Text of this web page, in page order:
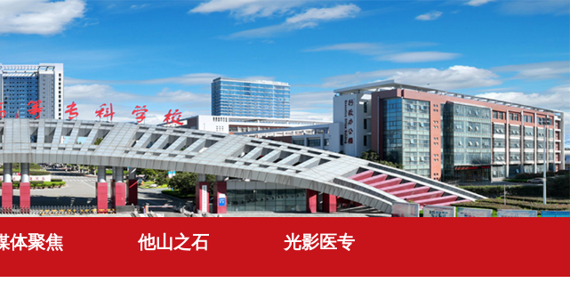
体聚焦 他山之石 光影医专